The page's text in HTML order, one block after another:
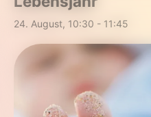
24. August, 10:30 - 11:45